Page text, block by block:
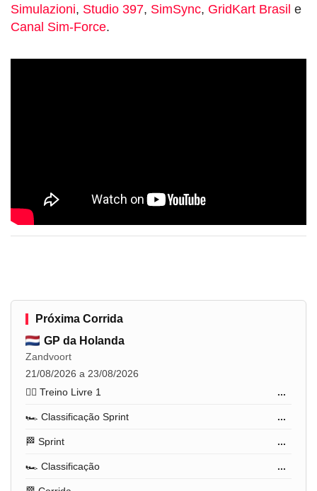
Simulazioni, Studio 397, SimSync, GridKart Brasil e
Canal Sim-Force.
Próxima Corrida
GP da Holanda
Zandvoort
21/08/2026 a 23/08/2026
🏋️‍♂️ Treino Livre 1
...
🏎️ Classificação Sprint ...
🏁 Sprint ...
🏎️ Classificação ...